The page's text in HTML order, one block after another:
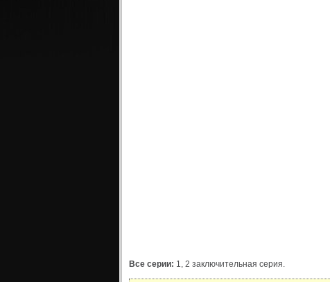
Все серии: 1, 2 заключительная серия.